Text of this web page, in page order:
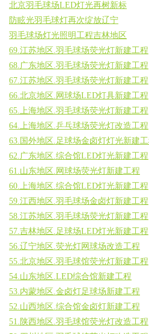
北京羽毛球场LED灯光再树新标
防眩光羽毛球灯再次绽放辽宁
羽毛球场灯光照明工程吉林地区
69.江苏地区.羽毛球场荧光灯新建工程
68.广东地区.羽毛球场荧光灯新建工程
67.江苏地区.羽毛球场荧光灯新建工程
66.北京地区.网球场LED灯具新建工程
65.上海地区.羽毛球场荧光灯新建工程
64.上海地区.乒乓球场荧光灯改造工程
63.国外地区.足球场金卤灯灯光新建
62.广东地区.综合馆LED灯光新建工程
61.山东地区.网球场荧光灯新建工程
60.上海地区.综合馆LED灯光新建工程
59.江西地区.羽毛球场金卤灯新建工程
58.江苏地区.羽毛球场荧光灯新建工程
57.吉林地区.足球场LED灯光新建工程
56.辽宁地区.荧光灯网球场改造工程
55.北京地区.羽毛球馆荧光灯新建工程
54.山东地区.LED综合馆新建工程
53.内蒙地区.金卤灯足球场新建工程
52.山西地区.综合馆金卤灯新建工程
51.陕西地区.羽毛球馆荧光灯改造工程